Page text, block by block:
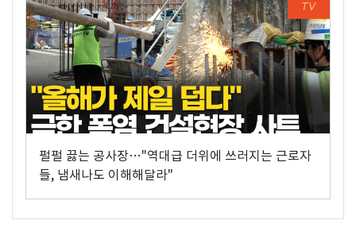
펄펄 끓는 공사장…"역대급 더위에 쓰러지는 근로자
들, 냄새나도 이해해달라"